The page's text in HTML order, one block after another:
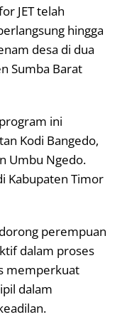
JET telah
hingga
desa di dua
Sumba Barat
ini
Kodi Bangedo,
Umbu Ngedo.
Kabupaten Timor
perempuan
dalam proses
memperkuat
dalam